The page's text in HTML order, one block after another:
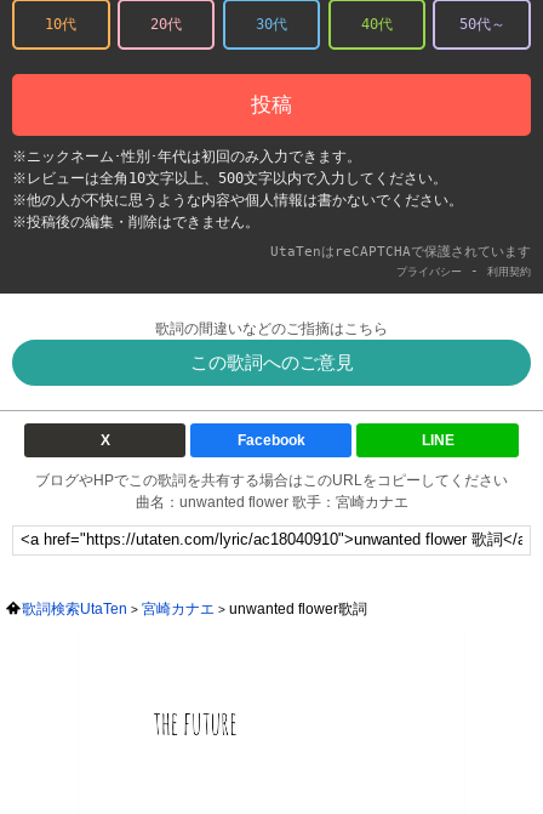
10代 20代 30代 40代 50代～
投稿
※ニックネーム･性別･年代は初回のみ入力できます。
※レビューは全角10文字以上、500文字以内で入力してください。
※他の人が不快に思うような内容や個人情報は書かないでください。
※投稿後の編集・削除はできません。
UtaTenはreCAPTCHAで保護されています
プライバシー - 利用契約
歌詞の間違いなどのご指摘はこちら
この歌詞へのご意見
X Facebook LINE
ブログやHPでこの歌詞を共有する場合はこのURLをコピーしてください
曲名：unwanted flower 歌手：宮崎カナエ
歌詞検索UtaTen 宮崎カナエ unwanted flower歌詞